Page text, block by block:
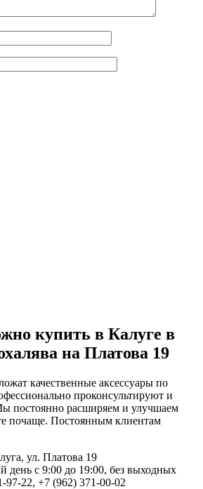
купить в Калуге в
на Платова 19
качественные аксессуары по
проконсультируют и
постоянно расширяем и улучшаем
почаще. Постоянным клиентам
ул. Платова 19
день с 9:00 до 19:00, без выходных
97-22, +7 (962) 371-00-02